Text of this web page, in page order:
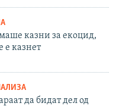
казни за екоцид,
е казнет
да бидат дел од